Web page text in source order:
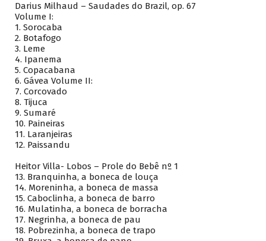
Darius Milhaud – Saudades do Brazil, op. 67
Volume I:
1. Sorocaba
2. Botafogo
3. Leme
4. Ipanema
5. Copacabana
6. Gávea Volume II:
7. Corcovado
8. Tijuca
9. Sumaré
10. Paineiras
11. Laranjeiras
12. Paissandu
Heitor Villa- Lobos – Prole do Bebê nº 1
13. Branquinha, a boneca de louça
14. Moreninha, a boneca de massa
15. Caboclinha, a boneca de barro
16. Mulatinha, a boneca de borracha
17. Negrinha, a boneca de pau
18. Pobrezinha, a boneca de trapo